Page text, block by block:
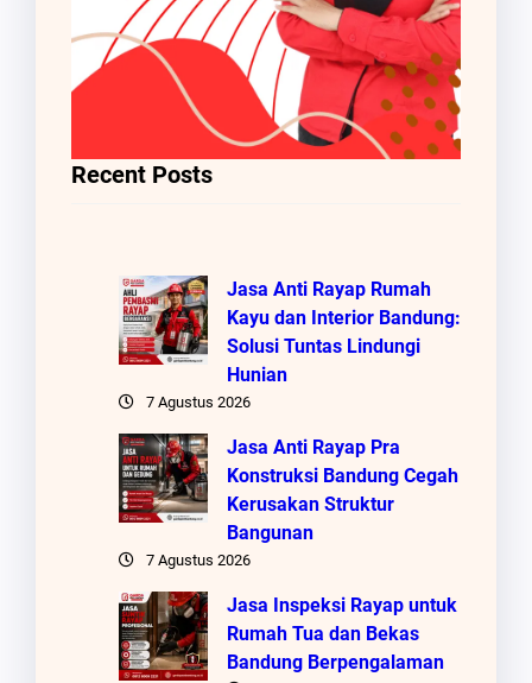
Recent Posts
Jasa Anti Rayap Rumah
Kayu dan Interior Bandung:
Solusi Tuntas Lindungi
Hunian
7 Agustus 2026
Jasa Anti Rayap Pra
Konstruksi Bandung Cegah
Kerusakan Struktur
Bangunan
7 Agustus 2026
Jasa Inspeksi Rayap untuk
Rumah Tua dan Bekas
Bandung Berpengalaman